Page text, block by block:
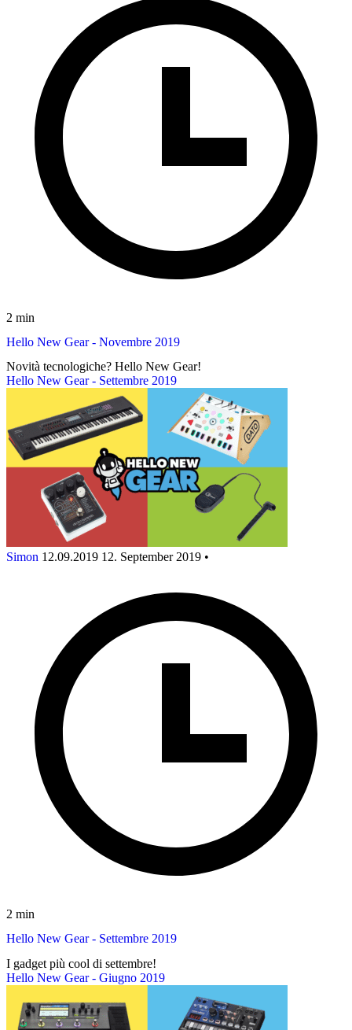
2 min
Hello New Gear - Novembre 2019
Novità tecnologiche? Hello New Gear!
Hello New Gear - Settembre 2019
Simon 12.09.2019 12. September 2019 •
2 min
Hello New Gear - Settembre 2019
I gadget più cool di settembre!
Hello New Gear - Giugno 2019